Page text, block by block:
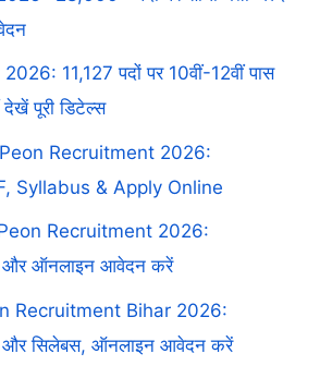
11,127 पदों पर 10वीं-12वीं पास
देखें पूरी डिटेल्स
Recruitment 2026:
Syllabus & Apply Online
Recruitment 2026:
और ऑनलाइन आवेदन करें
Recruitment Bihar 2026:
और सिलेबस, ऑनलाइन आवेदन करें